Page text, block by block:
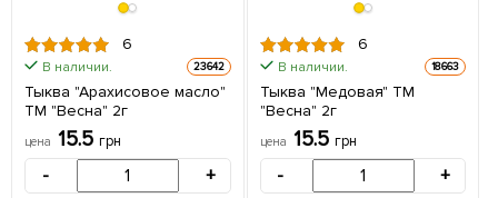
6
В наличии. 23642
Тыква "Арахисовое масло"
ТМ "Весна" 2г
цена 15.5 грн
- +
6
В наличии. 18663
Тыква "Медовая" ТМ
"Весна" 2г
цена 15.5 грн
- +